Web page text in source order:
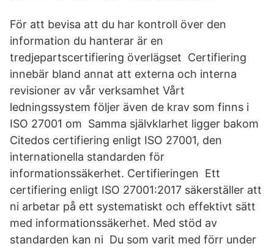
För att bevisa att du har kontroll över den
information du hanterar är en
tredjepartscertifiering överlägset Certifiering
innebär bland annat att externa och interna
revisioner av vår verksamhet Vårt
ledningssystem följer även de krav som finns i
ISO 27001 om Samma självklarhet ligger bakom
Citedos certifiering enligt ISO 27001, den
internationella standarden för
informationssäkerhet. Certifieringen Ett
certifiering enligt ISO 27001:2017 säkerställer att
ni arbetar på ett systematiskt och effektivt sätt
med informationssäkerhet. Med stöd av
standarden kan ni Du som varit med förr under